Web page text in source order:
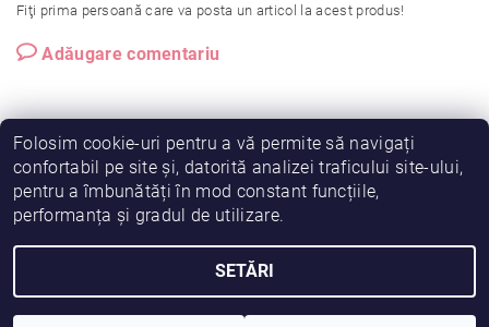
Fiţi prima persoană care va posta un articol la acest produs!
Adăugare comentariu
Vreau să fiu partener! Termeni și condiții
Prelucrarea datelor
2026 © Fiimama, toate drepturile rezervate
Folosim cookie-uri pentru a vă permite să navigați
confortabil pe site și, datorită analizei traficului site-ului,
pentru a îmbunătăți în mod constant funcțiile,
performanța și gradul de utilizare.
SETĂRI